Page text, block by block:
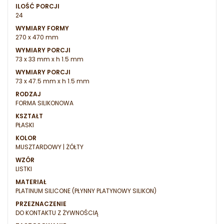
ILOŚĆ PORCJI
24
WYMIARY FORMY
270 x 470 mm
WYMIARY PORCJI
73 x 33 mm x h 1.5 mm
WYMIARY PORCJI
73 x 47.5 mm x h 1.5 mm
RODZAJ
FORMA SILIKONOWA
KSZTAŁT
PŁASKI
KOLOR
MUSZTARDOWY | ŻÓŁTY
WZÓR
LISTKI
MATERIAŁ
PLATINUM SILICONE (PŁYNNY PLATYNOWY SILIKON)
PRZEZNACZENIE
DO KONTAKTU Z ŻYWNOŚCIĄ